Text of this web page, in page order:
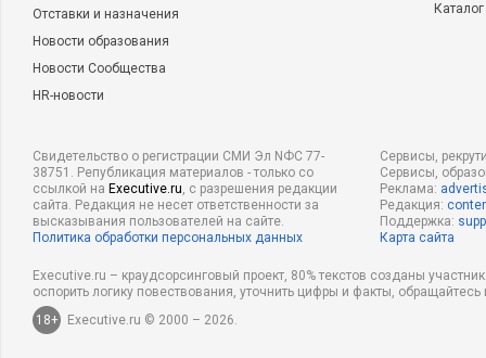
Отставки и назначения
Новости образования
Новости Сообщества
HR-новости
Свидетельство о регистрации СМИ Эл NФС 77-
38751. Републикация материалов - только со
ссылкой на Executive.ru, с разрешения редакции
сайта. Редакция не несет ответственности за
высказывания пользователей на сайте.
Политика обработки персональных данных
Сервисы,
Сервисы,
Реклама:
Редакция:
Поддержка:
Карта сайта
Executive.ru – краудсорсинговый проект, 80% текстов созданы
оспорить логику повествования, уточнить цифры и факты,
18+
Executive.ru © 2000 – 2026.